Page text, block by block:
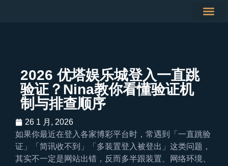
2026 优塔娱乐城登入一直跳
验证？Nina教你看懂验证机
制与排查顺序
26 1 月, 2026
如果你最近在登入各家博彩平台时，常遇到「一直跳验
证」「简讯收不到」「多装置登入被登出」这类问题，
其实不一定是网站出错，反而多半跟装置、网络环境、